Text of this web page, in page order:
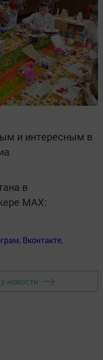
и интересным в
в
MАХ:
, Вконтакте,
новости